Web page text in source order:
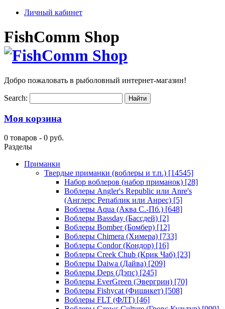
Личный кабинет
FishComm Shop
Добро пожаловать в рыболовный интернет-магазин!
Search:
Моя корзина
0 товаров - 0 руб.
Разделы
Приманки
Твердые приманки (воблеры и т.п.) [14545]
Набор воблеров (набор приманок) [28]
Воблеры Angler's Republic или Anre's
(Англерс Репаблик или Анрес) [5]
Воблеры Aqua (Аква С.-Пб.) [648]
Воблеры Bassday (Бассдей) [2]
Воблеры Bomber (Бомбер) [12]
Воблеры Chimera (Химера) [733]
Воблеры Condor (Кондор) [16]
Воблеры Creek Chub (Крик Чаб) [23]
Воблеры Daiwa (Дайва) [209]
Воблеры Deps (Дэпс) [245]
Воблеры EverGreen (Эвергрин) [70]
Воблеры Fishycat (Фишикет) [508]
Воблеры FLT (ФЛТ) [46]